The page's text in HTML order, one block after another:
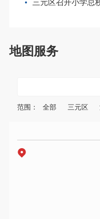
三元区召开小学总
地图服务
范围： 全部 三元区